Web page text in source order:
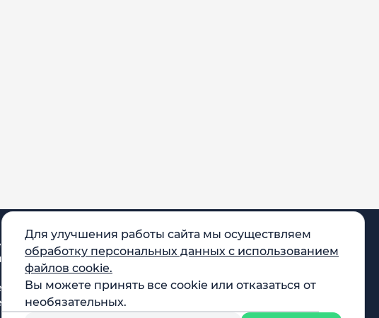
Для улучшения работы сайта мы осуществляем
обработку персональных данных с использованием
файлов cookie.
Вы можете принять все cookie или отказаться от
необязательных.
в Telegram
в MAX